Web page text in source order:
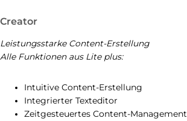
Creator
Leistungsstarke Content-Erstellung
Alle Funktionen aus Lite plus:
Intuitive Content-Erstellung
Integrierter Texteditor
Zeitgesteuertes Content-Management